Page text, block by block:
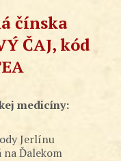
čínska
ČAJ, kód
medicíny:
Jerlínu
na Ďalekom